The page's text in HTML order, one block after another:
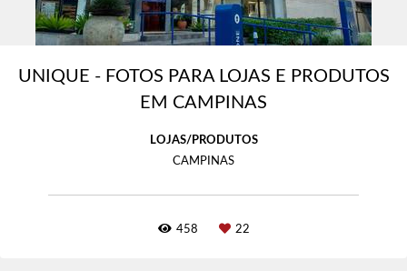
UNIQUE - FOTOS PARA LOJAS E PRODUTOS
EM CAMPINAS
LOJAS/PRODUTOS
CAMPINAS
458 22